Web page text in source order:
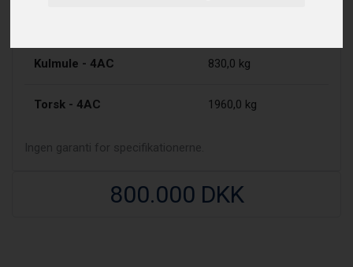
Kulmule - 4AC 830,0 kg
Torsk - 4AC 1960,0 kg
Ingen garanti for specifikationerne.
800.000 DKK